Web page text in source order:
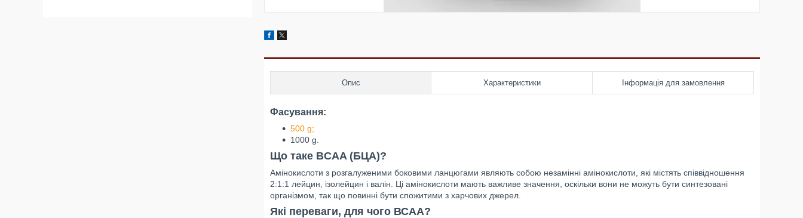
Опис Характеристики Інформація для замовлення
Фасування:
500 g;
1000 g.
Що таке BCAA (БЦА)?
Амінокислоти з розгалуженими боковими ланцюгами являють собою незамінні амінокислоти, які містять співвідношення
2:1:1 лейцин, ізолейцин і валін. Ці амінокислоти мають важливе значення, оскільки вони не можуть бути синтезовані
організмом, так що повинні бути спожитими з харчових джерел.
Які переваги, для чого ВСАА?